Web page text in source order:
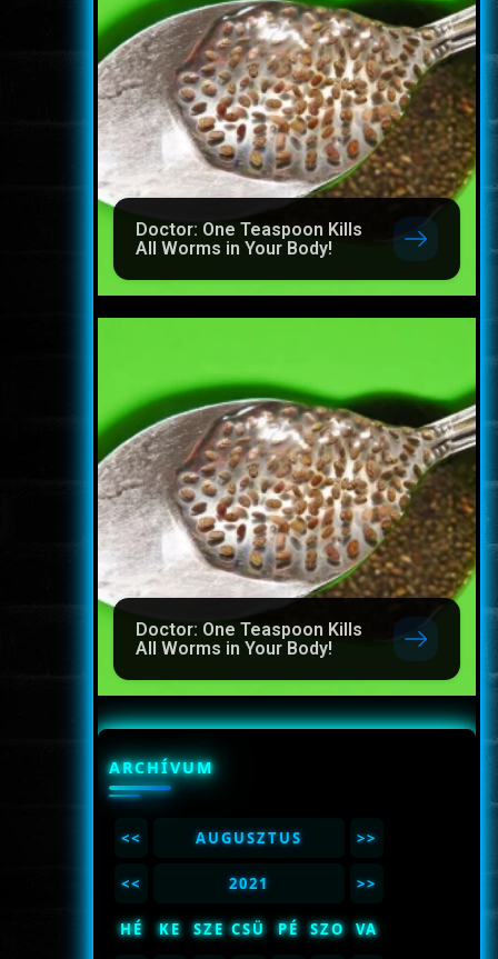
Doctor: One Teaspoon Kills
All Worms in Your Body!
Doctor: One Teaspoon Kills
All Worms in Your Body!
ARCHÍVUM
<< AUGUSZTUS >>
<< 2021 >>
HÉ KE SZE CSÜ PÉ SZO VA